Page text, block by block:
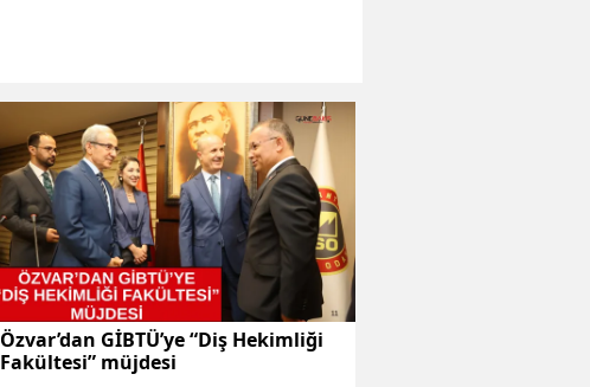
Özvar’dan GİBTÜ’ye “Diş Hekimliği
Fakültesi” müjdesi